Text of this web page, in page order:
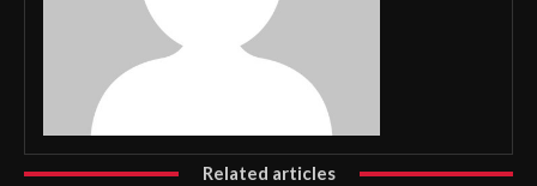
Related articles